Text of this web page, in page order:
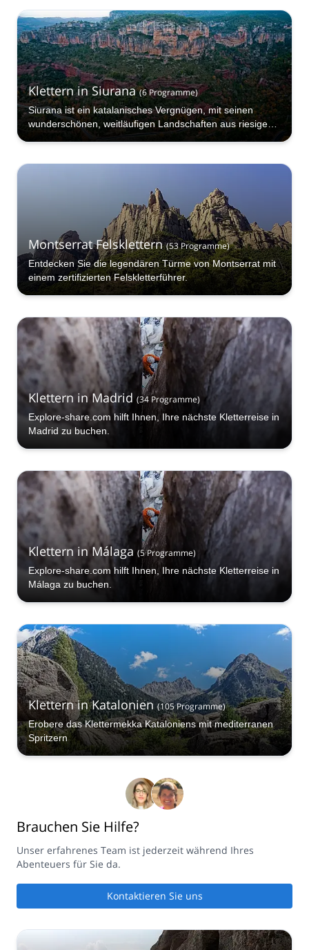
Klettern in Siurana (6Programme)
Siurana ist ein katalanisches Vergnügen, mit seinen
wunderschönen, weitläufigen Landschaften aus riesigen
Tälern und üppig grüner Szenerie, die einen
Gegend ist äußerst lohnend und aufregend.
Montserrat Felsklettern (53Programme)
Entdecken Sie die legendären Türme von Montserrat mit
einem zertifizierten Felskletterführer.
Klettern in Madrid (34Programme)
Explore-share.com hilft Ihnen, Ihre nächste Kletterreise in
Madrid zu buchen.
Klettern in Málaga (5Programme)
Explore-share.com hilft Ihnen, Ihre nächste Kletterreise in
Málaga zu buchen.
Klettern in Katalonien (105Programme)
Erobere das Klettermekka Kataloniens mit mediterranen
Spritzern
Brauchen Sie Hilfe?
Unser erfahrenes Team ist jederzeit während Ihres
Abenteuers für Sie da.
Kontaktieren Sie uns